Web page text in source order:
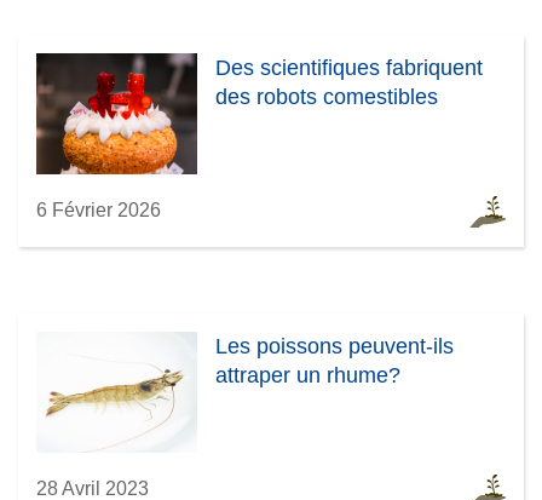
Des scientifiques fabriquent
des robots comestibles
6 Février 2026
Les poissons peuvent-ils
attraper un rhume?
28 Avril 2023